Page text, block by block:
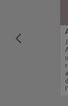
Her, je